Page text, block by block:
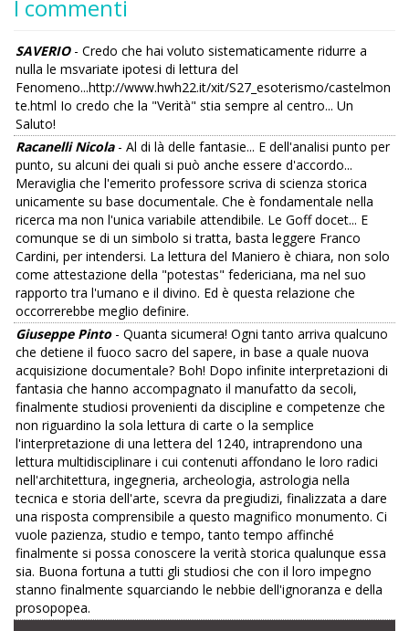
I commenti
SAVERIO- Credo che hai voluto sistematicamente ridurre a
nulla le msvariate ipotesi di lettura del
Fenomeno...http://www.hwh22.it/xit/S27_esoterismo/castelmon
te.html Io credo che la "Verità" stia sempre al centro... Un
Saluto!
Racanelli Nicola- Al di là delle fantasie... E dell'analisi punto per
punto, su alcuni dei quali si può anche essere d'accordo...
Meraviglia che l'emerito professore scriva di scienza storica
unicamente su base documentale. Che è fondamentale nella
ricerca ma non l'unica variabile attendibile. Le Goff docet... E
comunque se di un simbolo si tratta, basta leggere Franco
Cardini, per intendersi. La lettura del Maniero è chiara, non solo
come attestazione della "potestas" federiciana, ma nel suo
rapporto tra l'umano e il divino. Ed è questa relazione che
occorrerebbe meglio definire.
Giuseppe Pinto- Quanta sicumera! Ogni tanto arriva qualcuno
che detiene il fuoco sacro del sapere, in base a quale nuova
acquisizione documentale? Boh! Dopo infinite interpretazioni di
fantasia che hanno accompagnato il manufatto da secoli,
finalmente studiosi provenienti da discipline e competenze che
non riguardino la sola lettura di carte o la semplice
l'interpretazione di una lettera del 1240, intraprendono una
lettura multidisciplinare i cui contenuti affondano le loro radici
nell'architettura, ingegneria, archeologia, astrologia nella
tecnica e storia dell'arte, scevra da pregiudizi, finalizzata a dare
una risposta comprensibile a questo magnifico monumento. Ci
vuole pazienza, studio e tempo, tanto tempo affinché
finalmente si possa conoscere la verità storica qualunque essa
sia. Buona fortuna a tutti gli studiosi che con il loro impegno
stanno finalmente squarciando le nebbie dell'ignoranza e della
prosopopea.